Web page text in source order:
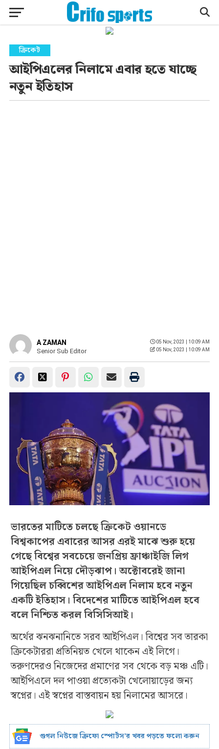
ক্রিকেট
আইপিএলের নিলামে এবার হতে যাচ্ছে
নতুন ইতিহাস
A ZAMAN
Senior Sub Editor
05 Nov, 2023 | 10:09 AM
05 Nov, 2023 | 10:09 AM
ভারতের মাটিতে চলছে ক্রিকেট ওয়ানডে
বিশ্বকাপের এবারের আসর এরই মাঝে শুরু হয়ে
গেছে বিশ্বের সবচেয়ে জনপ্রিয় ফ্রাঞ্চাইজি লিগ
আইপিএল নিয়ে দৌড়ঝাপ। অক্টোবরেই জানা
গিয়েছিল চব্বিশের আইপিএল নিলাম হবে নতুন
একটি ইতিহাস। বিদেশের মাটিতে আইপিএল হবে
বলে নিশ্চিত করল বিসিসিআই।
অর্থের ঝনঝনানিতে সরব আইপিএল। বিশ্বের সব তারকা
ক্রিকেটাররা প্রতিনিয়ত খেলে থাকেন এই লিগে।
তরুণদেরও নিজেদের প্রমাণের সব থেকে বড় মঞ্চ এটি।
আইপিএলে দল পাওয়া প্রত্যেকটা খেলোয়াড়ের জন্য
স্বপ্নের। এই স্বপ্নের বাস্তবায়ন হয় নিলামের আসরে।
গুগল নিউজে ক্রিফো স্পোর্টস’র খবর পড়তে ফলো করুন